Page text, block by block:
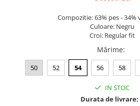
Compozitie: 63% pes - 34%
Culoare: Negru
Croi: Regular fit
Mărime:
50 52 54 56 58
IN STOC
Durata de livrare: